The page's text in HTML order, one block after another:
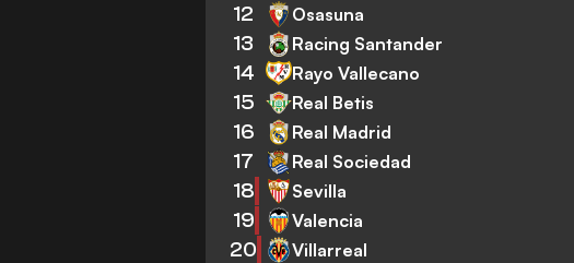
12 Osasuna
13 Racing Santander
14 Rayo Vallecano
15 Real Betis
16 Real Madrid
17 Real Sociedad
18 Sevilla
19 Valencia
20 Villarreal